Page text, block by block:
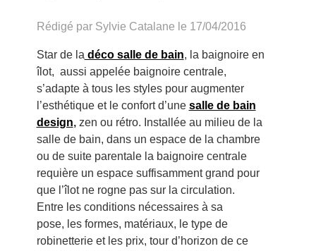
Rédigé par Sylvie Catalane le 17/04/2016
Star de la déco salle de bain, la baignoire en
îlot, aussi appelée baignoire centrale,
s’adapte à tous les styles pour augmenter
l’esthétique et le confort d’une salle de bain
design,zen ou rétro. Installée au milieu de la
salle de bain, dans un espace de la chambre
ou de suite parentale la baignoire centrale
requière un espace suffisamment grand pour
que l’îlot ne rogne pas sur la circulation.
Entre les conditions nécessaires à sa
pose, les formes, matériaux, le type de
robinetterie et les prix, tour d’horizon de ce